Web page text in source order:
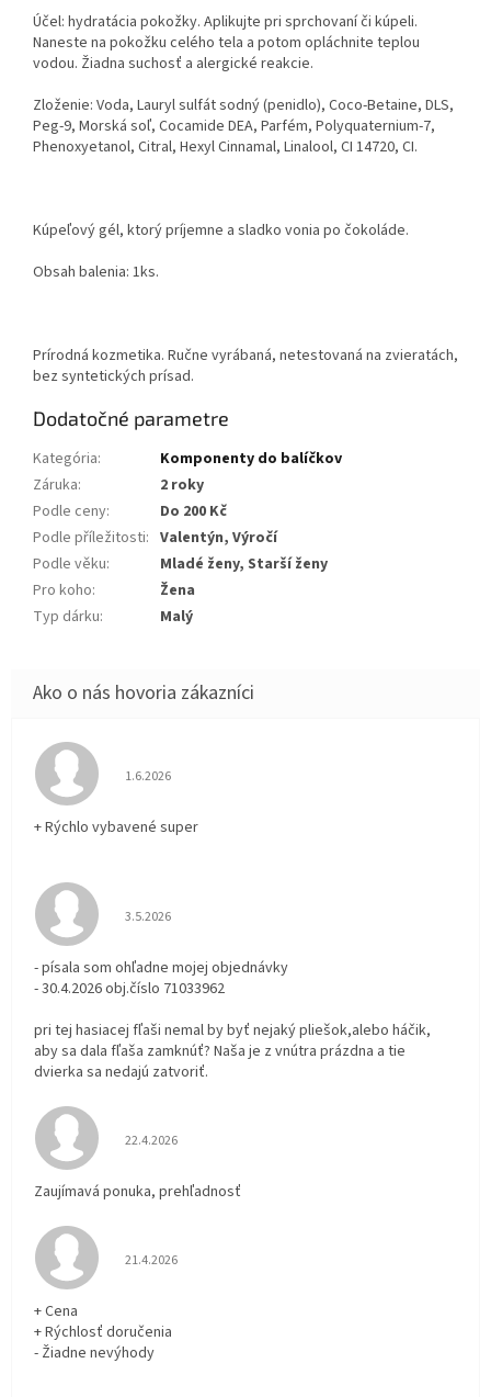
Účel: hydratácia pokožky. Aplikujte pri sprchovaní či kúpeli.
Naneste na pokožku celého tela a potom opláchnite teplou
vodou. Žiadna suchosť a alergické reakcie.
Zloženie: Voda, Lauryl sulfát sodný (penidlo), Coco-Betaine, DLS,
Peg-9, Morská soľ, Cocamide DEA, Parfém, Polyquaternium-7,
Phenoxyetanol, Citral, Hexyl Cinnamal, Linalool, CI 14720, CI.
Kúpeľový gél, ktorý príjemne a sladko vonia po čokoláde.
Obsah balenia: 1ks.
Prírodná kozmetika. Ručne vyrábaná, netestovaná na zvieratách,
bez syntetických prísad.
Dodatočné parametre
Kategória:
Komponenty do balíčkov
Záruka:
2 roky
Podle ceny:
Do 200 Kč
Podle příležitosti: Valentýn, Výročí
Podle věku:
Mladé ženy, Starší ženy
Pro koho:
Žena
Typ dárku: Malý
Hodnotenie obchodu je 5 z 5 hviezdičiek.
1.6.2026
+ Rýchlo vybavené super
Hodnotenie obchodu je 3 z 5 hviezdičiek.
3.5.2026
- písala som ohľadne mojej objednávky
- 30.4.2026 obj.číslo 71033962
pri tej hasiacej fľaši nemal by byť nejaký pliešok,alebo háčik,
aby sa dala fľaša zamknúť? Naša je z vnútra prázdna a tie
dvierka sa nedajú zatvoriť.
Hodnotenie obchodu je 5 z 5 hviezdičiek.
22.4.2026
Zaujímavá ponuka, prehľadnosť
Hodnotenie obchodu je 5 z 5 hviezdičiek.
21.4.2026
+ Cena
+ Rýchlosť doručenia
- Žiadne nevýhody